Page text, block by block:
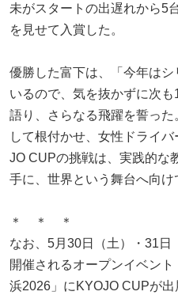
未がスタートの出遅れから5
を見せて入賞した。
優勝した富下は、「今年は
いるので、気を抜かずに次も
語り、さらなる飛躍を誓っ
して根付かせ、女性ドライ
JO CUPの挑戦は、実践的な
手に、世界という舞台へ向け
＊ ＊ ＊
なお、5月30日（土）・31日
開催されるオープンイベン
浜2026」にKYOJO CUPが